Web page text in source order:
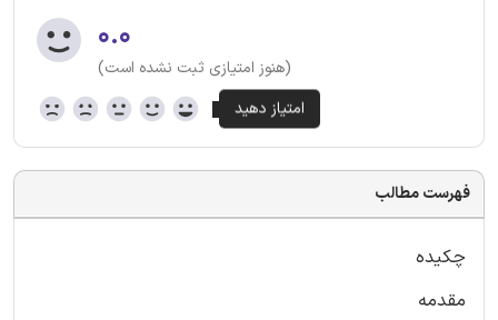
۰.۰
(هنوز امتیازی ثبت نشده است)
فهرست مطالب
چکیده
مقدمه